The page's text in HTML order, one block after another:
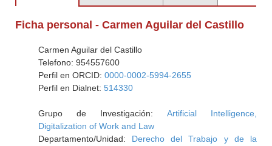
Ficha personal - Carmen Aguilar del Castillo
Carmen Aguilar del Castillo
Telefono: 954557600
Perfil en ORCID: 0000-0002-5994-2655
Perfil en Dialnet: 514330
Grupo de Investigación: Artificial Intelligence,
Digitalization of Work and Law
Departamento/Unidad: Derecho del Trabajo y de la